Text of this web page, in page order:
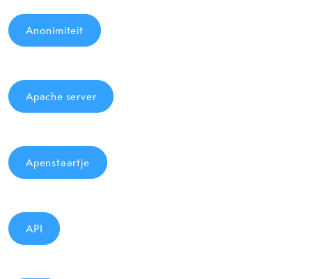
Anonimiteit
Apache server
Apenstaartje
API